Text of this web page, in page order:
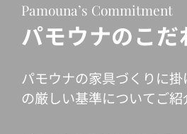
Pamouna’s Commitment
パモウナのこだ
パモウナの家具づくりに
の厳しい基準についてご紹